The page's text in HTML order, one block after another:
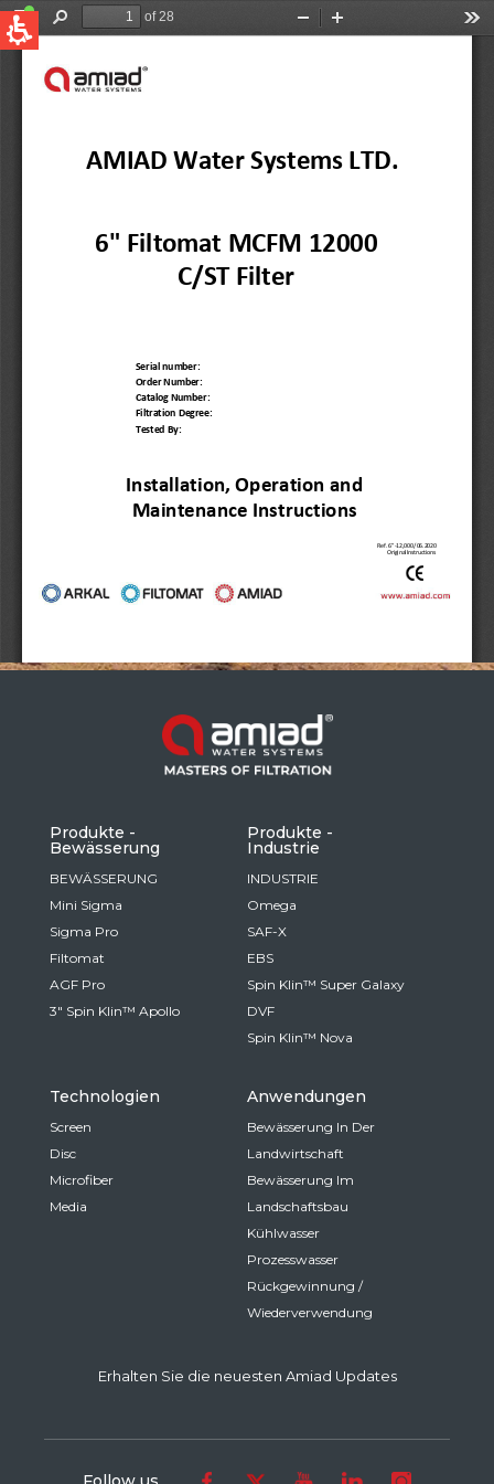
QUICK LINKS
News & Events
United States
English
Spain & LATAM
Russia
France
German
Israel
Hebrew
Chinese
Based on your current location, we recommend
this Amiad website for you
North America- English
Produkte -
Bewässerung
BEWÄSSERUNG
Mini Sigma
Sigma Pro
Filtomat
AGF Pro
3" Spin Klin™ Apollo
Produkte -
Industrie
INDUSTRIE
Omega
SAF-X
EBS
Spin Klin™ Super Galaxy
DVF
Spin Klin™ Nova
Technologien
Screen
Disc
Microfiber
Media
Anwendungen
Bewässerung In Der
Landwirtschaft
Bewässerung Im
Landschaftsbau
Kühlwasser
Prozesswasser
Rückgewinnung /
Wiederverwendung
Erhalten Sie die neuesten Amiad Updates